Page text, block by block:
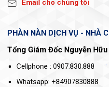
Email cho chúng tôi
PHÀN NÀN DỊCH VỤ - NHÀ
Tổng Giám Đốc Nguyễn
Cellphone : 0907.830.888
Whatsapp: +84907830888